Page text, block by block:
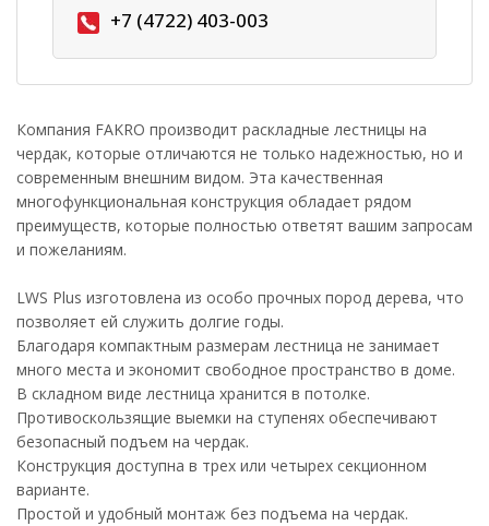
+7 (4722) 403-003
Компания FAKRO производит раскладные лестницы на
чердак, которые отличаются не только надежностью, но и
современным внешним видом. Эта качественная
многофункциональная конструкция обладает рядом
преимуществ, которые полностью ответят вашим запросам
и пожеланиям.
LWS Plus изготовлена из особо прочных пород дерева, что
позволяет ей служить долгие годы.
Благодаря компактным размерам лестница не занимает
много места и экономит свободное пространство в доме.
В складном виде лестница хранится в потолке.
Противоскользящие выемки на ступенях обеспечивают
безопасный подъем на чердак.
Конструкция доступна в трех или четырех секционном
варианте.
Простой и удобный монтаж без подъема на чердак.